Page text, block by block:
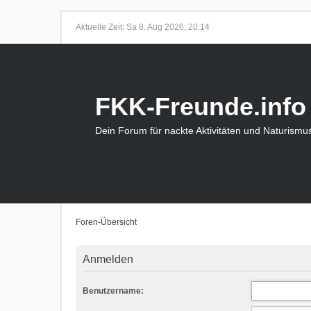
Aktuelle Zeit: Sa 8. Aug 2026, 20:14
FKK-Freunde.info
Dein Forum für nackte Aktivitäten und
Foren-Übersicht
Anmelden
Benutzername: